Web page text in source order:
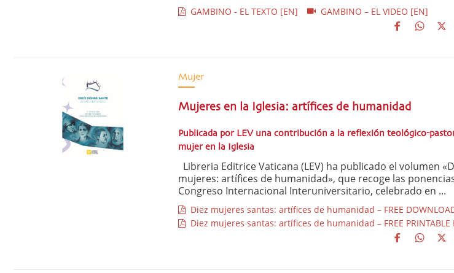
GAMBINO - EL TEXTO [EN] GAMBINO – EL VIDEO [EN]
Mujer
Mujeres en la Iglesia: artífices de humanidad
Publicada por LEV una contribución a la reflexión teológico-
mujer en la Iglesia
Libreria Editrice Vaticana (LEV) ha publicado el volumen
mujeres: artífices de humanidad», que recoge las
Congreso Internacional Interuniversitario, celebrado en ...
Diez mujeres santas: artífices de humanidad – FREE
Diez mujeres santas: artífices de humanidad – FREE PRINTABLE